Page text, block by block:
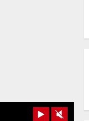
Play Unmute